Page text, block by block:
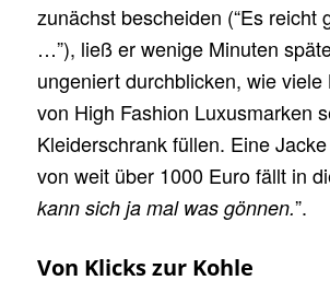
zunächst bescheiden (“Es reicht
…”), ließ er wenige Minuten
ungeniert durchblicken, wie viele
von High Fashion Luxusmarken
Kleiderschrank füllen. Eine
von weit über 1000 Euro fällt in
kann sich ja mal was gönnen.”.
Von Klicks zur Kohle